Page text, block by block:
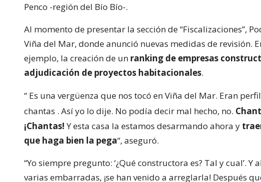
Penco -región del Bío Bío-.
Al momento de presentar la sección de “Fiscalizaciones”,
Viña del Mar, donde anunció nuevas medidas de revisión.
ejemplo, la creación de un ranking de empresas
adjudicación de proyectos habitacionales.
“ Es una vergüenza que nos tocó en Viña del Mar. Eran
chantas . Así yo lo dije. No podía decir mal hecho, no.
¡Chantas!Y esta casa la estamos desarmando ahora y
que haga bien la pega“, aseguró.
“Yo siempre pregunto: ‘¿Qué constructora es? Tal y cual’.
varias embarradas, ¡se han venido a arreglarla! Después